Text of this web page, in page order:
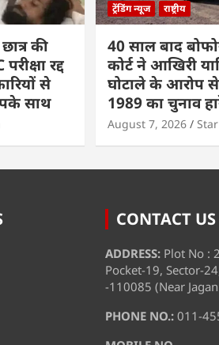
की
रद्द
से
साथ
ट्रेंडिंग न्यूज राष्ट्रीय
40 साल बाद
कोर्ट ने आखिरी
घोटाले के आरोप से
1989 का चुनाव
August 7, 2026
CONTACT US
ADDRESS: Plot No :
Pocket-19, Sector-
-110085 (Near
PHONE NO.: 011-